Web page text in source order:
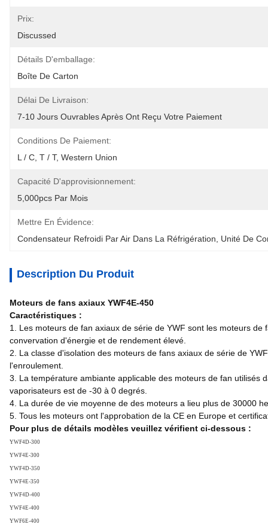
Prix:
Discussed
Détails D'emballage:
Boîte De Carton
Délai De Livraison:
7-10 Jours Ouvrables Après Ont Reçu Votre Paiement
Conditions De Paiement:
L / C, T / T, Western Union
Capacité D'approvisionnement:
5,000pcs Par Mois
Mettre En Évidence:
Condensateur Refroidi Par Air Dans La Réfrigération
Unité De
Description Du Produit
Moteurs de fans axiaux YWF4E-450
Caractéristiques :
1. Les moteurs de fan axiaux de série de YWF sont les moteurs
convervation d'énergie et de rendement élevé.
2. La classe d'isolation des moteurs de fans axiaux de série de
l'enroulement.
3. La température ambiante applicable des moteurs de fan utilisés
vaporisateurs est de -30 à 0 degrés.
4. La durée de vie moyenne de des moteurs a lieu plus de 30000
5. Tous les moteurs ont l'approbation de la CE en Europe et
Pour plus de détails modèles veuillez vérifient ci-dessous :
YWF4D-300
YWF4E-300
YWF4D-350
YWF4E-350
YWF4D-400
YWF4E-400
YWF6E-400